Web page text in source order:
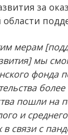
за
области
мерам
мы
фонда
пошли на
и
в связи с